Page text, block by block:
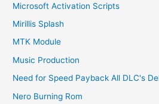
Microsoft Activation Scripts
Mirillis Splash
MTK Module
Music Production
Need for Speed Payback All DLC's
Nero Burning Rom